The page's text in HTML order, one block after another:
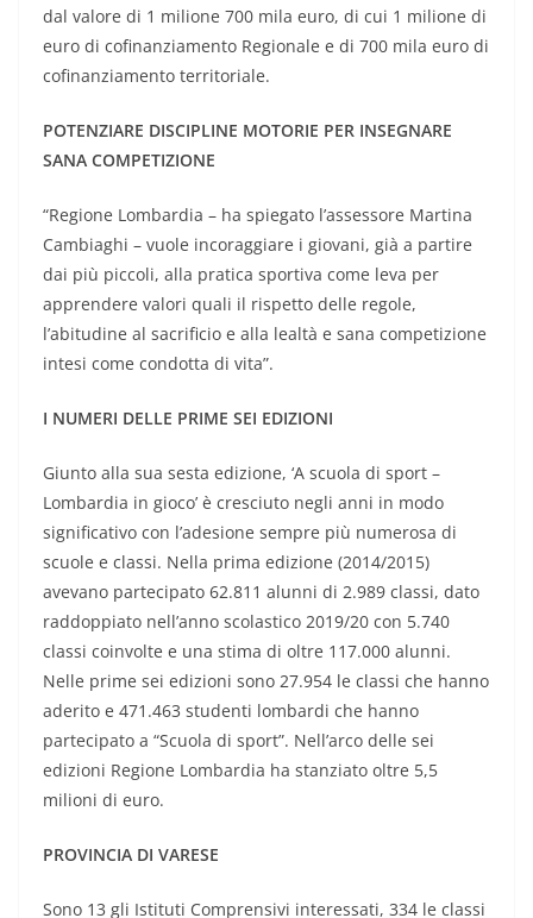
dal valore di 1 milione 700 mila euro, di cui 1 milione di
euro di cofinanziamento Regionale e di 700 mila euro di
cofinanziamento territoriale.
POTENZIARE DISCIPLINE MOTORIE PER INSEGNARE
SANA COMPETIZIONE
“Regione Lombardia – ha spiegato l’assessore Martina
Cambiaghi – vuole incoraggiare i giovani, già a partire
dai più piccoli, alla pratica sportiva come leva per
apprendere valori quali il rispetto delle regole,
l’abitudine al sacrificio e alla lealtà e sana competizione
intesi come condotta di vita”.
I NUMERI DELLE PRIME SEI EDIZIONI
Giunto alla sua sesta edizione, ‘A scuola di sport –
Lombardia in gioco’ è cresciuto negli anni in modo
significativo con l’adesione sempre più numerosa di
scuole e classi. Nella prima edizione (2014/2015)
avevano partecipato 62.811 alunni di 2.989 classi, dato
raddoppiato nell’anno scolastico 2019/20 con 5.740
classi coinvolte e una stima di oltre 117.000 alunni.
Nelle prime sei edizioni sono 27.954 le classi che hanno
aderito e 471.463 studenti lombardi che hanno
partecipato a “Scuola di sport”. Nell’arco delle sei
edizioni Regione Lombardia ha stanziato oltre 5,5
milioni di euro.
PROVINCIA DI VARESE
Sono 13 gli Istituti Comprensivi interessati, 334 le classi